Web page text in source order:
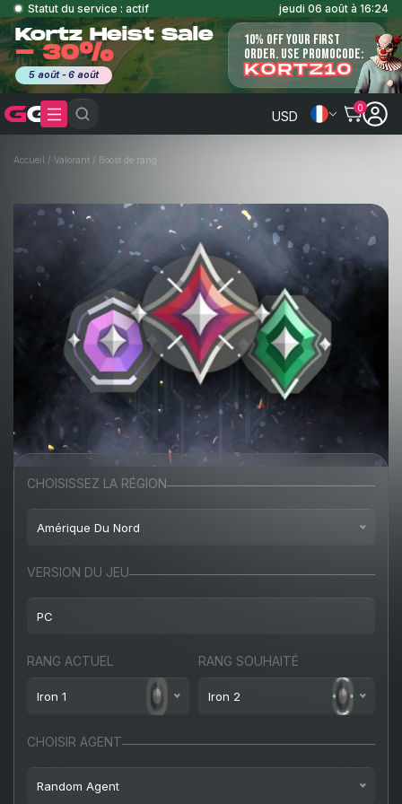
Statut du service : actif jeudi 06 août à 16:24
Kortz Heist Sale
- 30%
5 août - 6 août
10% OFF YOUR FIRST
ORDER. USE PROMOCODE:
KORTZ10
USD
0
Accueil / Valorant / Boost de rang
CHOISISSEZ LA RÉGION
Amérique Du Nord
Amérique du Nord
Russie
VERSION DU JEU
PC
PC
RANG ACTUEL
Iron 1
Iron 1
RANG SOUHAITÉ
Iron 2
Iron 2
CHOISIR AGENT
Random Agent